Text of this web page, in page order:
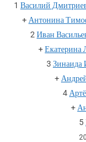
1 Василий
+ Антонина
2 Иван
+Екатерина
3 Зинаида
+
4
+
5